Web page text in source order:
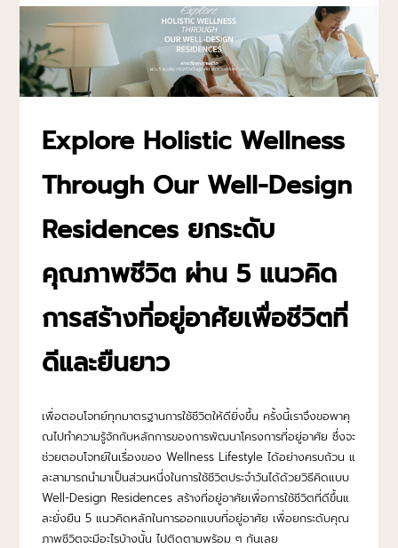
Explore Holistic Wellness
Through Our Well-Design
Residences ยกระดับ
คุณภาพชีวิต ผ่าน 5 แนวคิด
การสร้างที่อยู่อาศัยเพื่อชีวิตที่
ดีและยืนยาว
เพื่อตอบโจทย์ทุกมาตรฐานการใช้ชีวิตให้ดียิ่งขึ้น ครั้งนี้เราจึงขอพาคุ
ณไปทำความรู้จักกับหลักการของการพัฒนาโครงการที่อยู่อาศัย ซึ่งจะ
ช่วยตอบโจทย์ในเรื่องของ Wellness Lifestyle ได้อย่างครบถ้วน แ
ละสามารถนำมาเป็นส่วนหนึ่งในการใช้ชีวิตประจำวันได้ด้วยวิธีคิดแบบ
Well-Design Residences สร้างที่อยู่อาศัยเพื่อการใช้ชีวิตที่ดีขึ้นแ
ละยั่งยืน 5 แนวคิดหลักในการออกแบบที่อยู่อาศัย เพื่อยกระดับคุณ
ภาพชีวิตจะมีอะไรบ้างนั้น ไปติดตามพร้อม ๆ กันเลย